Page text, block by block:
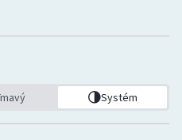
Systém